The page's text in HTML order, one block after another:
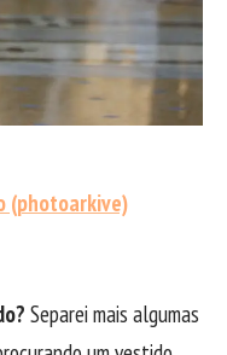
(photoarkive)
Separei mais algumas